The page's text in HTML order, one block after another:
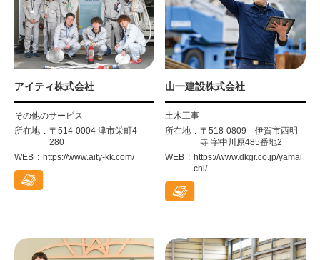
アイティ株式会社
その他のサービス
所在地
〒514-0004 津市栄町4-
280
WEB
https://www.aity-kk.com/
山一建設株式会社
土木工事
所在地
〒518-0809 伊賀市西明
寺 字中川原485番地2
WEB
https://www.dkgr.co.jp/yamai
chi/